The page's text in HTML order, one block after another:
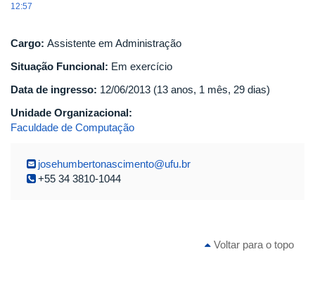
12:57
Cargo: Assistente em Administração
Situação Funcional: Em exercício
Data de ingresso: 12/06/2013 (13 anos, 1 mês, 29 dias)
Unidade Organizacional:
Faculdade de Computação
josehumbertonascimento@ufu.br
+55 34 3810-1044
Voltar para o topo